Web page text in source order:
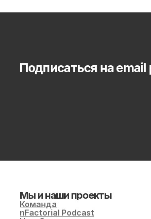
Подписаться на
Мы и наши проекты
Команда
nFactorial Podcast